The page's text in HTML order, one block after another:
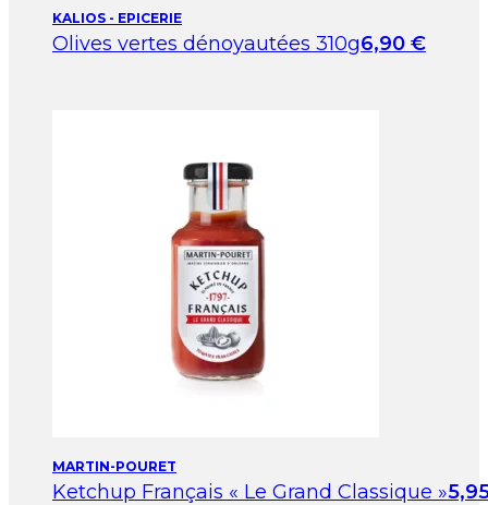
KALIOS - EPICERIE
Olives vertes dénoyautées 310g6,90 €
MARTIN-POURET
Ketchup Français « Le Grand Classique »